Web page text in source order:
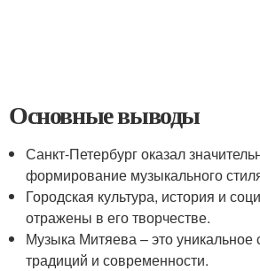
Основные выводы
Санкт-Петербург оказал
формирование музыкального
Городская культура, история и
отражены в его творчестве.
Музыка Митяева – это уникальное
традиций и современности.